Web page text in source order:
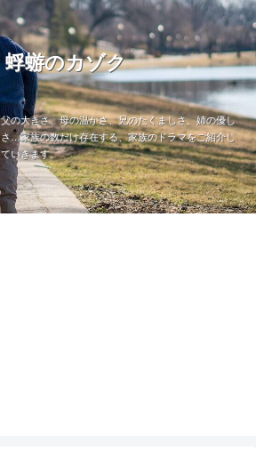
蜉蝣のカゾク
父の大きさ、母の温かさ、兄のたくましさ、姉の優し
さ…家族の数だけ存在する、家族のドラマをご紹介し
ていきます。